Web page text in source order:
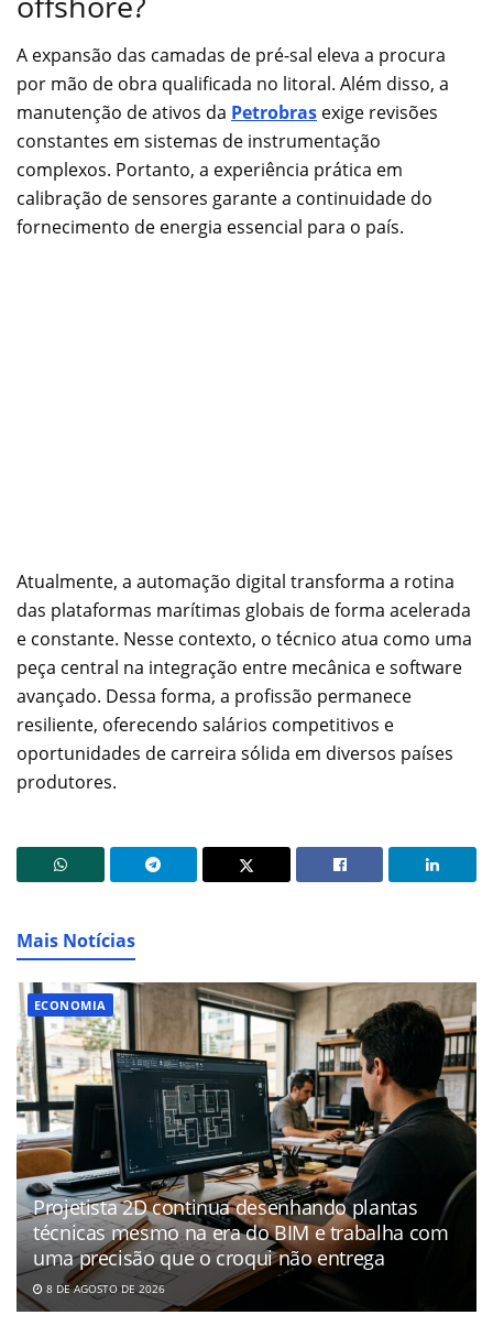
A expansão das camadas de pré-sal eleva a procura
por mão de obra qualificada no litoral. Além disso, a
manutenção de ativos da Petrobras exige revisões
constantes em sistemas de instrumentação
complexos. Portanto, a experiência prática em
calibração de sensores garante a continuidade do
fornecimento de energia essencial para o país.
Atualmente, a automação digital transforma a rotina
das plataformas marítimas globais de forma acelerada
e constante. Nesse contexto, o técnico atua como uma
peça central na integração entre mecânica e software
avançado. Dessa forma, a profissão permanece
resiliente, oferecendo salários competitivos e
oportunidades de carreira sólida em diversos países
produtores.
Mais Notícias
ECONOMIA
Projetista 2D continua desenhando plantas
técnicas mesmo na era do BIM e trabalha com
uma precisão que o croqui não entrega
8 DE AGOSTO DE 2026